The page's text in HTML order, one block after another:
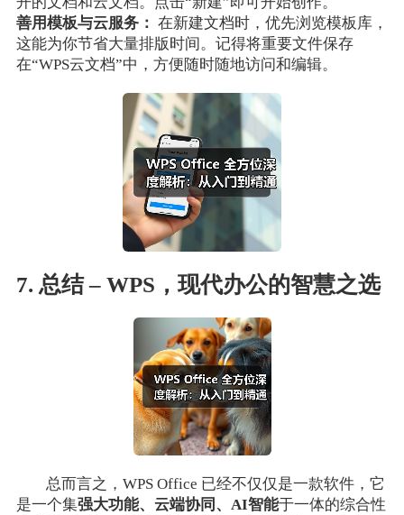
善用模板与云服务： 在新建文档时，优先浏览模板库，
这能为你节省大量排版时间。记得将重要文件保存
在“WPS云文档”中，方便随时随地访问和编辑。
7. 总结 – WPS，现代办公的智慧之选
总而言之，WPS Office 已经不仅仅是一款软件，它
是一个集强大功能、云端协同、AI智能于一体的综合性